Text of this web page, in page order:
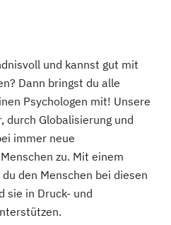
und kannst gut mit
Dann bringst du alle
Psychologen mit! Unsere
durch Globalisierung und
immer neue
zu. Mit einem
den Menschen bei diesen
sie in Druck- und